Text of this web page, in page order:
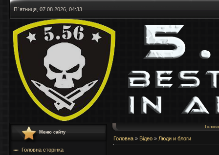
П`ятниця, 07.08.2026, 04:33
Меню сайту
Головна сторінка
Головна » Відео » Люди и блоги